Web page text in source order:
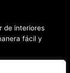
de interiores
fácil y